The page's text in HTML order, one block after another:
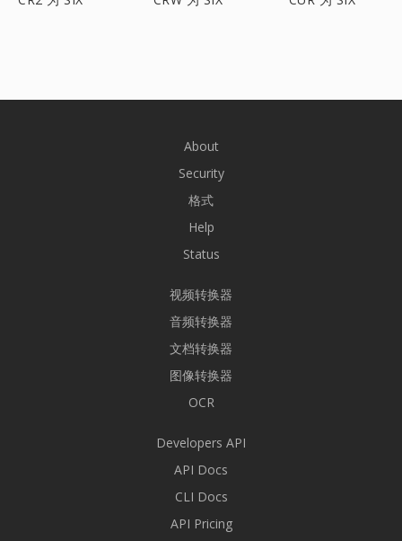
About
Security
格式
Help
Status
视频转换器
音频转换器
文档转换器
图像转换器
OCR
Developers API
API Docs
CLI Docs
API Pricing